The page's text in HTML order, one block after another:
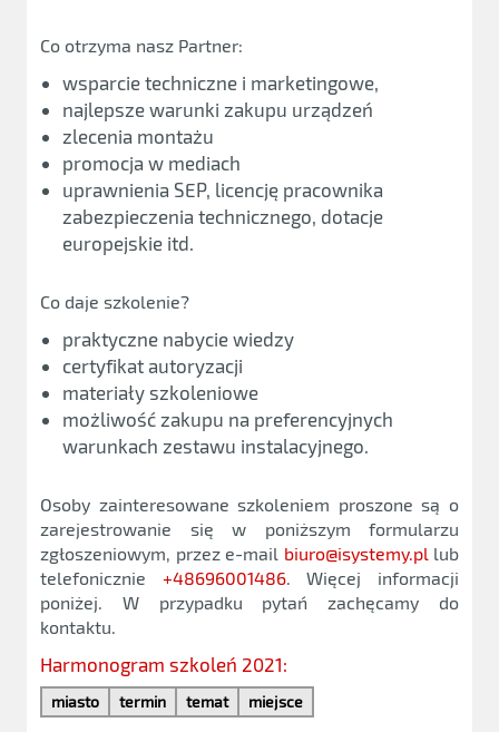
Co otrzyma nasz Partner:
wsparcie techniczne i marketingowe,
najlepsze warunki zakupu urządzeń
zlecenia montażu
promocja w mediach
uprawnienia SEP, licencję pracownika
zabezpieczenia technicznego, dotacje
europejskie itd.
Co daje szkolenie?
praktyczne nabycie wiedzy
certyfikat autoryzacji
materiały szkoleniowe
możliwość zakupu na preferencyjnych
warunkach zestawu instalacyjnego.
Osoby zainteresowane szkoleniem proszone są o
zarejestrowanie się w poniższym formularzu
zgłoszeniowym, przez e-mail biuro@isystemy.pllub
telefonicznie +48696001486. Więcej informacji
poniżej. W przypadku pytań zachęcamy do
kontaktu.
Harmonogram szkoleń 2021:
miasto termin temat miejsce